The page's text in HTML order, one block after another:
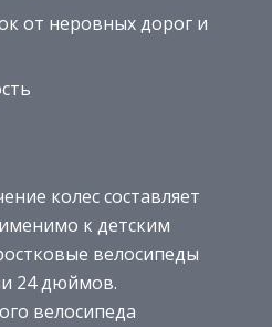
от неровных дорог и
колес составляет
к детским
велосипеды
24 дюймов.
велосипеда